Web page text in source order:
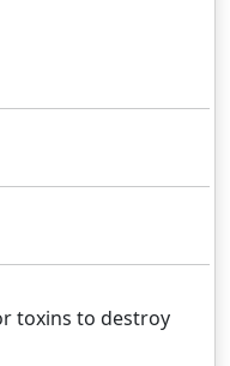
toxins to destroy